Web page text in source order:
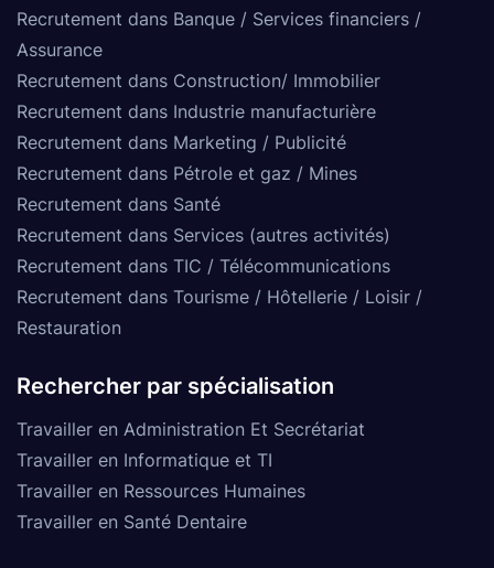
Recrutement dans Banque / Services financiers /
Assurance
Recrutement dans Construction/ Immobilier
Recrutement dans Industrie manufacturière
Recrutement dans Marketing / Publicité
Recrutement dans Pétrole et gaz / Mines
Recrutement dans Santé
Recrutement dans Services (autres activités)
Recrutement dans TIC / Télécommunications
Recrutement dans Tourisme / Hôtellerie / Loisir /
Restauration
Rechercher par spécialisation
Travailler en Administration Et Secrétariat
Travailler en Informatique et TI
Travailler en Ressources Humaines
Travailler en Santé Dentaire